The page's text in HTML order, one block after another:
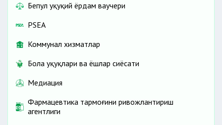
Бепул ҳуқуқий ёрдам ваучери
PSEA
Коммунал хизматлар
Бола ҳуқуқлари ва ёшлар сиёсати
Медиация
Фармацевтика тармоғини ривожлантириш
агентлиги